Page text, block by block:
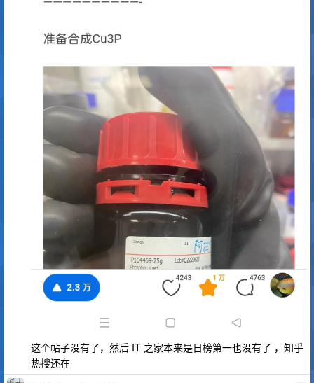
这个帖子没有了，然后 IT 之家本来是日榜第一也没有了 ，知乎
热搜还在